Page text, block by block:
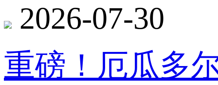
2026-07-30
重磅！厄瓜多